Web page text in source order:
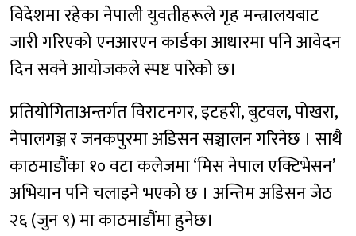
विदेशमा रहेका नेपाली युवतीहरूले गृह मन्त्रालयबाट
जारी गरिएको एनआरएन कार्डका आधारमा पनि आवेदन
दिन सक्ने आयोजकले स्पष्ट पारेको छ।
प्रतियोगिताअन्तर्गत विराटनगर, इटहरी, बुटवल, पोखरा,
नेपालगञ्ज र जनकपुरमा अडिसन सञ्चालन गरिनेछ । साथै
काठमाडौंका १० वटा कलेजमा ‘मिस नेपाल एक्टिभेसन’
अभियान पनि चलाइने भएको छ । अन्तिम अडिसन जेठ
२६ (जुन ९) मा काठमाडौंमा हुनेछ।